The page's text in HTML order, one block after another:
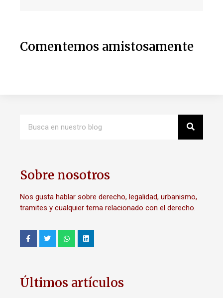
Comentemos amistosamente
Sobre nosotros
Nos gusta hablar sobre derecho, legalidad, urbanismo,
tramites y cualquier tema relacionado con el derecho.
Últimos artículos